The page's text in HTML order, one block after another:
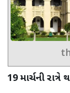
19 માર્ચની